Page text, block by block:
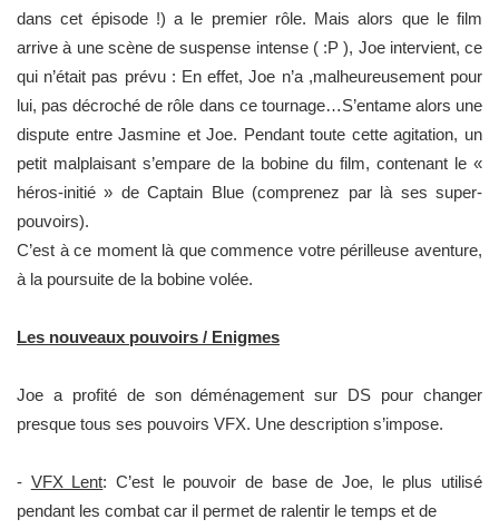
dans cet épisode !) a le premier rôle. Mais alors que le film
arrive à une scène de suspense intense ( :P ), Joe intervient, ce
qui n’était pas prévu : En effet, Joe n’a ,malheureusement pour
lui, pas décroché de rôle dans ce tournage…S’entame alors une
dispute entre Jasmine et Joe. Pendant toute cette agitation, un
petit malplaisant s’empare de la bobine du film, contenant le «
héros-initié » de Captain Blue (comprenez par là ses super-
pouvoirs).
C’est à ce moment là que commence votre périlleuse aventure,
à la poursuite de la bobine volée.
Les nouveaux pouvoirs / Enigmes
Joe a profité de son déménagement sur DS pour changer
presque tous ses pouvoirs VFX. Une description s’impose.
- VFX Lent: C’est le pouvoir de base de Joe, le plus utilisé
pendant les combat car il permet de ralentir le temps et de